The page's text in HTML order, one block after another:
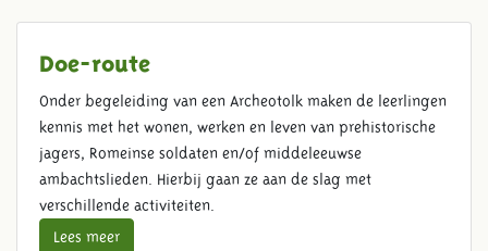
Doe-route
Onder begeleiding van een Archeotolk maken de leerlingen
kennis met het wonen, werken en leven van prehistorische
jagers, Romeinse soldaten en/of middeleeuwse
ambachtslieden. Hierbij gaan ze aan de slag met
verschillende activiteiten.
Lees meer